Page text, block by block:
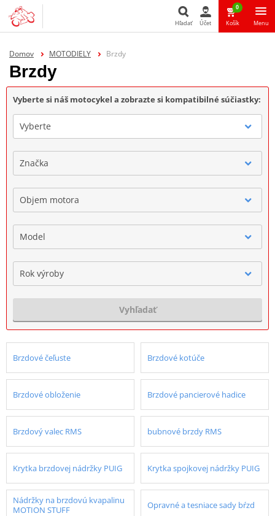
Hľadať Účet
0
Košík Menu
Domov MOTODIELY Brzdy
Brzdy
Vyberte si náš motocykel a zobrazte si kompatibilné súčiastky:
Vyberte
Značka
Objem motora
Model
Rok výroby
Vyhľadať
Brzdové čeľuste Brzdové kotúče
Brzdové obloženie Brzdové pancierové hadice
Brzdový valec RMS bubnové brzdy RMS
Krytka brzdovej nádržky PUIG Krytka spojkovej nádržky PUIG
Nádržky na brzdovú kvapalinu
MOTION STUFF
Opravné a tesniace sady bŕzd